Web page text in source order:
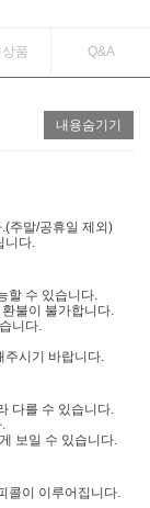
품 Q&A
내용숨기기
주말/공휴일 제외)
다.
할 수 있습니다.
불이 불가합니다.
니다.
시기 바랍니다.
다를 수 있습니다.
보일 수 있습니다.
콜이 이루어집니다.